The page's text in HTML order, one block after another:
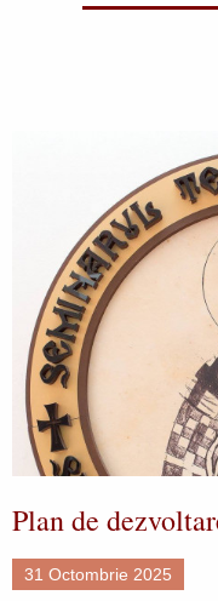
Plan de
31 Octombrie 2025